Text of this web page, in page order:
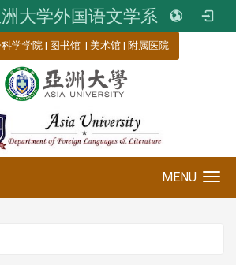
大学外国语文学系
学学院 | 图书馆 | 美术馆 | 附属医院
MENU